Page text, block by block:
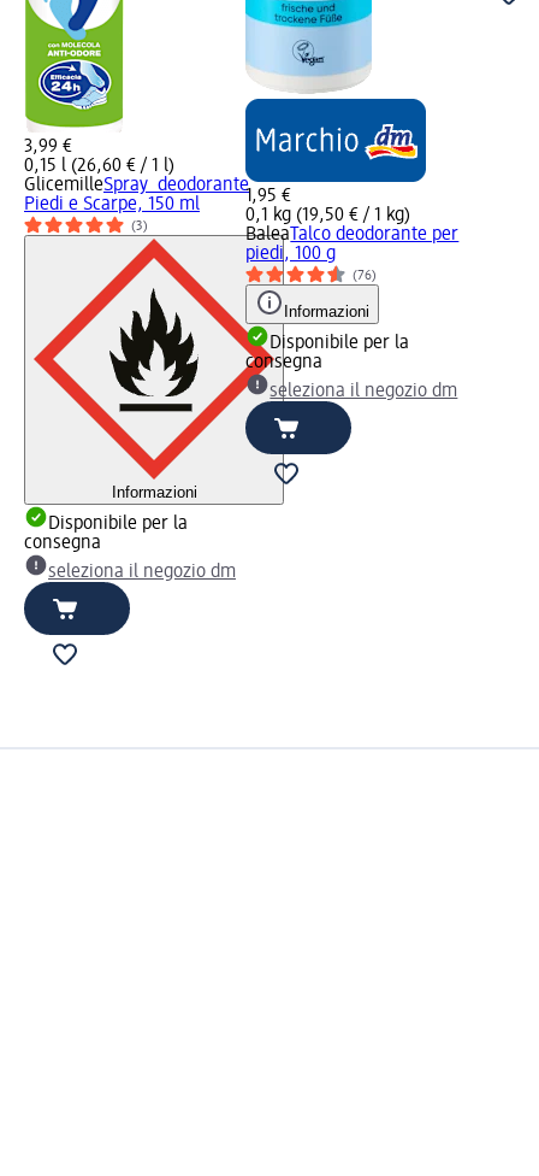
3,99 €
0,15 l (26,60 € / 1 l)
GlicemilleSpray deodorante
Piedi e Scarpe, 150 ml
(3)
Informazioni
Disponibile per la
consegna
seleziona il negozio dm
1,95 €
0,1 kg (19,50 € / 1 kg)
Balea Talco deodorante per
piedi, 100 g
(76)
Informazioni
Disponibile per la
consegna
seleziona il negozio dm